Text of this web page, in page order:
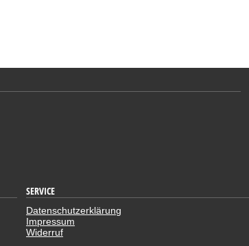
SERVICE
Datenschutzerklärung
Impressum
Widerruf